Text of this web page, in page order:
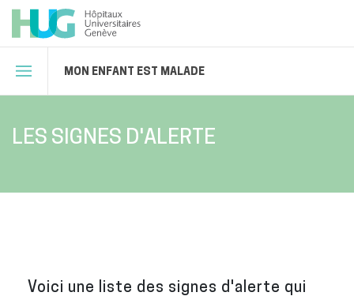
MON ENFANT EST MALADE
LES SIGNES D'ALERTE
Voici une liste des signes d'alerte qui